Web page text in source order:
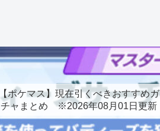
【ポケマス】現在引くべきおすすめガ
チャまとめ ※2026年08月01日更新